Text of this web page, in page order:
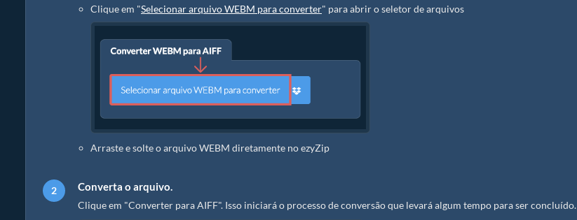
Clique em "Selecionar arquivo WEBM para converter" para abrir o seletor de arquivos
Arraste e solte o arquivo WEBM diretamente no ezyZip
Converta o arquivo.
Clique em "Converter para AIFF". Isso iniciará o processo de conversão que levará algum tempo para ser concluído.